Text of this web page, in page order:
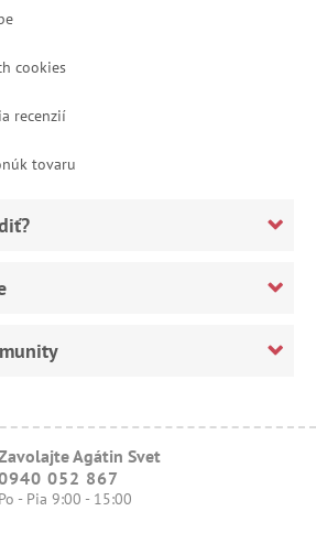
cookies
recenzií
tovaru
Agátin Svet
052 867
Po - Pia 9:00 - 15:00